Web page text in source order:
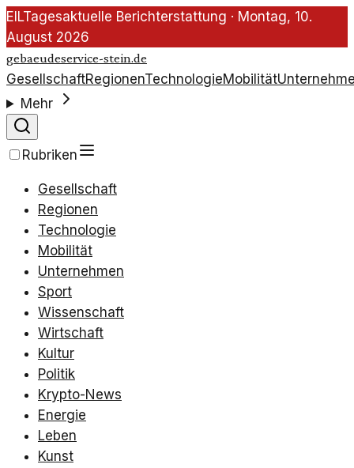
EILTagesaktuelle Berichterstattung · Montag, 10.
August 2026
gebaeudeservice-stein.de
GesellschaftRegionenTechnologieMobilität
Mehr
Rubriken
Gesellschaft
Regionen
Technologie
Mobilität
Unternehmen
Sport
Wissenschaft
Wirtschaft
Kultur
Politik
Krypto-News
Energie
Leben
Kunst